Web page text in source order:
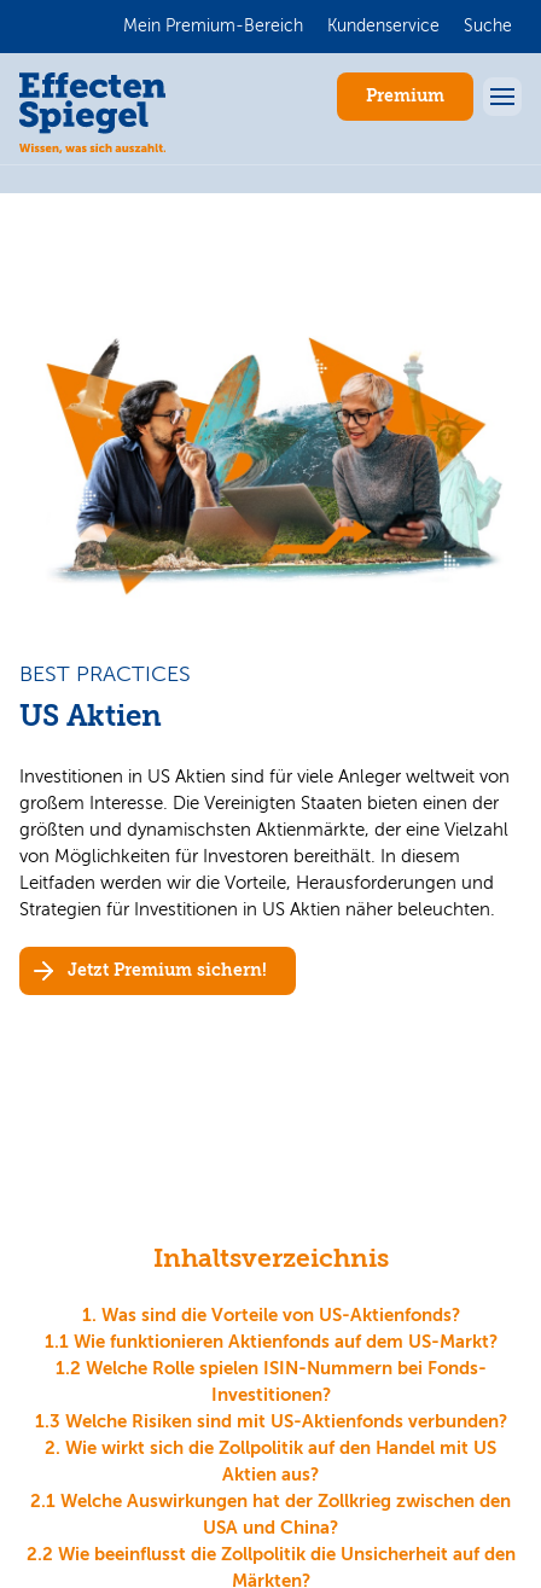
Mein Premium-Bereich Kundenservice Suche
Premium
BEST PRACTICES
US Aktien
Investitionen in US Aktien sind für viele Anleger weltweit von
großem Interesse. Die Vereinigten Staaten bieten einen der
größten und dynamischsten Aktienmärkte, der eine Vielzahl
von Möglichkeiten für Investoren bereithält. In diesem
Leitfaden werden wir die Vorteile, Herausforderungen und
Strategien für Investitionen in US Aktien näher beleuchten.
Jetzt Premium sichern!
Inhaltsverzeichnis
1. Was sind die Vorteile von US-Aktienfonds?
1.1 Wie funktionieren Aktienfonds auf dem US-Markt?
1.2 Welche Rolle spielen ISIN-Nummern bei Fonds-
Investitionen?
1.3 Welche Risiken sind mit US-Aktienfonds verbunden?
2. Wie wirkt sich die Zollpolitik auf den Handel mit US
Aktien aus?
2.1 Welche Auswirkungen hat der Zollkrieg zwischen den
USA und China?
2.2 Wie beeinflusst die Zollpolitik die Unsicherheit auf den
Märkten?
Anmelden